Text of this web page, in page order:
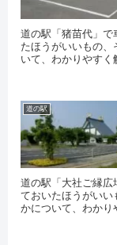
道の駅「猪苗代」
たほうがいいもの
いて、わかりやすく
道の駅
道の駅「大社ご縁広
ておいたほうがいい
かについて、わかり